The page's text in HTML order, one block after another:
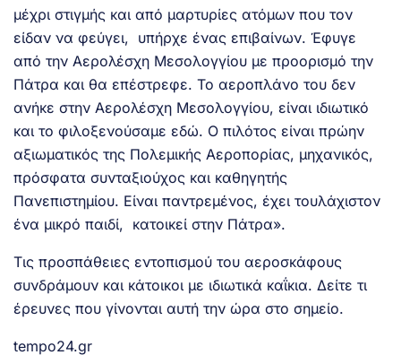
μέχρι στιγμής και από μαρτυρίες ατόμων που τον
είδαν να φεύγει, υπήρχε ένας επιβαίνων. Έφυγε
από την Αερολέσχη Μεσολογγίου με προορισμό την
Πάτρα και θα επέστρεφε. Το αεροπλάνο του δεν
ανήκε στην Αερολέσχη Μεσολογγίου, είναι ιδιωτικό
και το φιλοξενούσαμε εδώ. Ο πιλότος είναι πρώην
αξιωματικός της Πολεμικής Αεροπορίας, μηχανικός,
πρόσφατα συνταξιούχος και καθηγητής
Πανεπιστημίου. Είναι παντρεμένος, έχει τουλάχιστον
ένα μικρό παιδί, κατοικεί στην Πάτρα».
Τις προσπάθειες εντοπισμού του αεροσκάφους
συνδράμουν και κάτοικοι με ιδιωτικά καΐκια. Δείτε τι
έρευνες που γίνονται αυτή την ώρα στο σημείο.
tempo24.gr